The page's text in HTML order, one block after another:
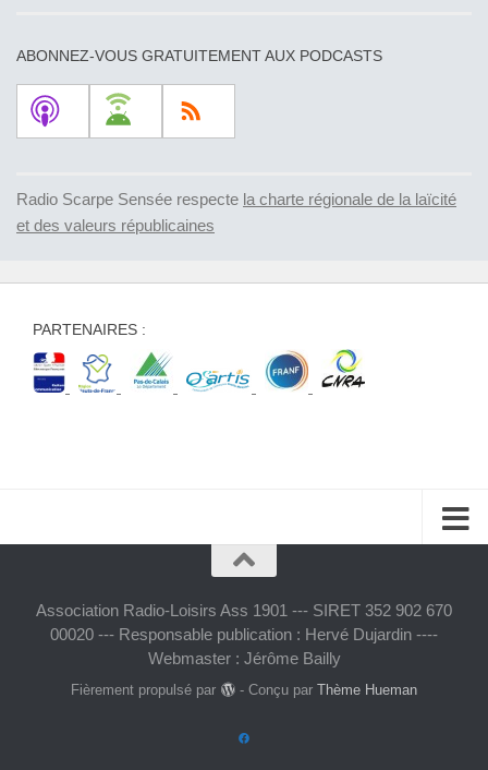
ABONNEZ-VOUS GRATUITEMENT AUX PODCASTS
Radio Scarpe Sensée respecte la charte régionale de la laïcité
et des valeurs républicaines
PARTENAIRES :
Association Radio-Loisirs Ass 1901 --- SIRET 352 902 670
00020 --- Responsable publication : Hervé Dujardin ----
Webmaster : Jérôme Bailly
Fièrement propulsé par - Conçu par Thème Hueman